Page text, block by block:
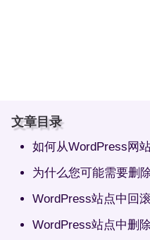
文章目录
如何从WordPress网
为什么您可能需要删
WordPress站点中回
WordPress站点中删